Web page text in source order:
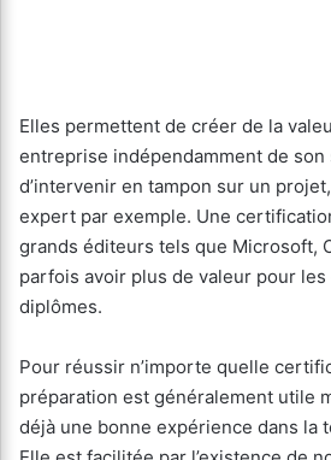
Elles permettent de créer de la
entreprise indépendamment de son
d’intervenir en tampon sur un projet,
expert par exemple. Une
grands éditeurs tels que Microsoft,
parfois avoir plus de valeur pour
diplômes.
Pour réussir n’importe quelle
préparation est généralement utile
déjà une bonne expérience dans la